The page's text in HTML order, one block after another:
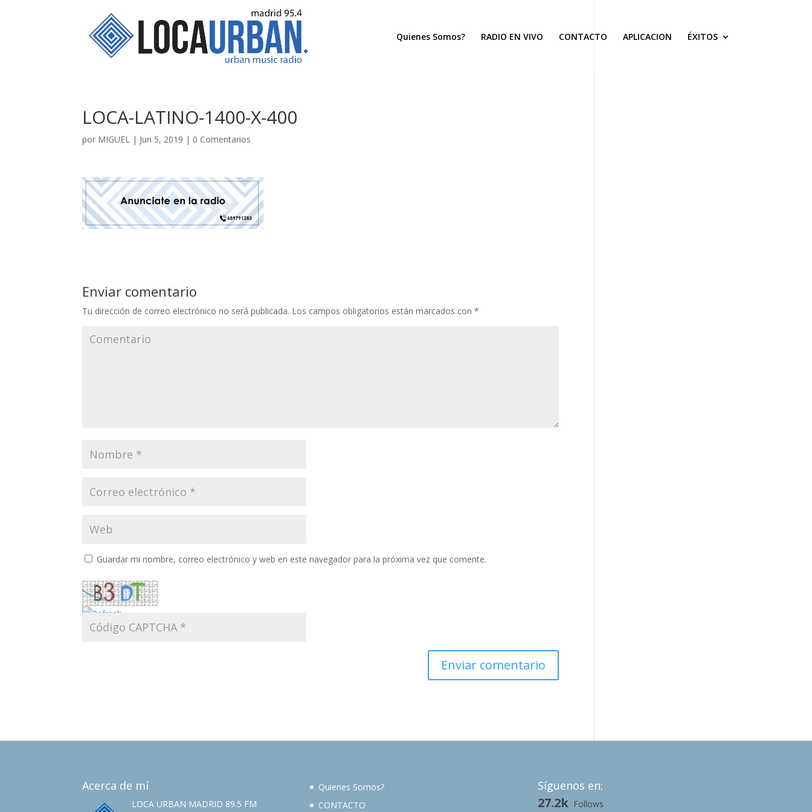
Quienes Somos? RADIO EN VIVO CONTACTO APLICACION ÉXITOS
LOCA-LATINO-1400-X-400
por MIGUEL | Jun 5, 2019 | 0 Comentarios
Enviar comentario
Tu dirección de correo electrónico no será publicada. Los campos obligatorios están marcados con *
Guardar mi nombre, correo electrónico y web en este navegador para la próxima vez que comente.
Acerca de mí
LOCA URBAN MADRID 89.5 FM
Quienes Somos?
CONTACTO
Síguenos en:
27.2k Follows